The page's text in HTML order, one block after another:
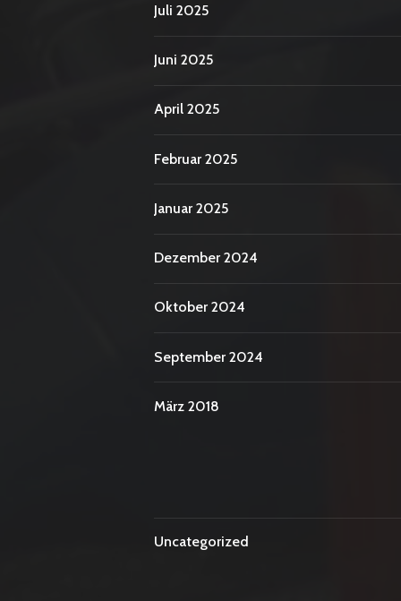
Juli 2025
Juni 2025
April 2025
Februar 2025
Januar 2025
Dezember 2024
Oktober 2024
September 2024
März 2018
Uncategorized